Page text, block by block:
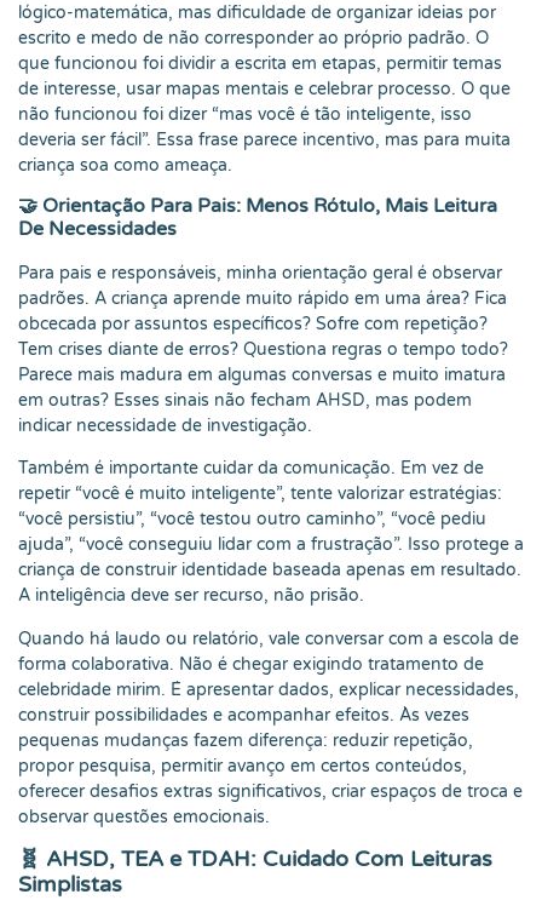
lógico-matemática, mas dificuldade de organizar ideias por
escrito e medo de não corresponder ao próprio padrão. O
que funcionou foi dividir a escrita em etapas, permitir temas
de interesse, usar mapas mentais e celebrar processo. O que
não funcionou foi dizer “mas você é tão inteligente, isso
deveria ser fácil”. Essa frase parece incentivo, mas para muita
criança soa como ameaça.
🤝 Orientação Para Pais: Menos Rótulo, Mais Leitura
De Necessidades
Para pais e responsáveis, minha orientação geral é observar
padrões. A criança aprende muito rápido em uma área? Fica
obcecada por assuntos específicos? Sofre com repetição?
Tem crises diante de erros? Questiona regras o tempo todo?
Parece mais madura em algumas conversas e muito imatura
em outras? Esses sinais não fecham AHSD, mas podem
indicar necessidade de investigação.
Também é importante cuidar da comunicação. Em vez de
repetir “você é muito inteligente”, tente valorizar estratégias:
“você persistiu”, “você testou outro caminho”, “você pediu
ajuda”, “você conseguiu lidar com a frustração”. Isso protege a
criança de construir identidade baseada apenas em resultado.
A inteligência deve ser recurso, não prisão.
Quando há laudo ou relatório, vale conversar com a escola de
forma colaborativa. Não é chegar exigindo tratamento de
celebridade mirim. É apresentar dados, explicar necessidades,
construir possibilidades e acompanhar efeitos. Às vezes
pequenas mudanças fazem diferença: reduzir repetição,
propor pesquisa, permitir avanço em certos conteúdos,
oferecer desafios extras significativos, criar espaços de troca e
observar questões emocionais.
🧬 AHSD, TEA e TDAH: Cuidado Com Leituras
Simplistas